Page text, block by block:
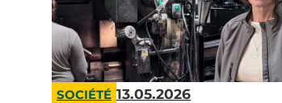
SOCIÉTÉ 13.05.2026